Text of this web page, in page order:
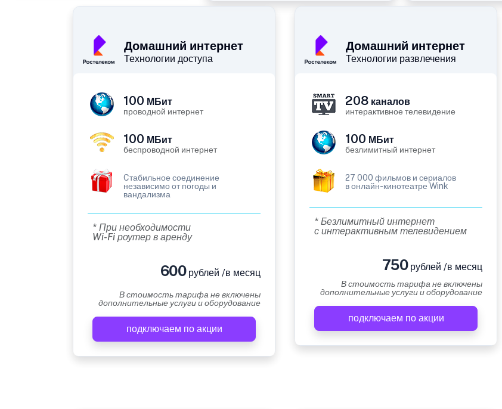
Домашний интернет
Технологии доступа
100 МБит
проводной интернет
100 МБит
беспроводной интернет
Cтабильное соединение
независимо от погоды и
вандализма
* При необходимости
Wi-Fi роутер в аренду
600рублей /в месяц
В стоимость тарифа не включены
дополнительные услуги и оборудование
подключаем по акции
Домашний интернет
Технологии развлечения
208 каналов
интерактивное телевидение
100 МБит
безлимитный интернет
27 000 фильмов и сериалов
в онлайн-кинотеатре Wink
* Безлимитный интернет
с интерактивным телевидением
750рублей /в месяц
В стоимость тарифа не включены
дополнительные услуги и оборудование
подключаем по акции